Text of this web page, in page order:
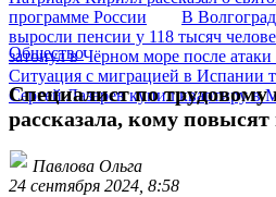
программе России
В
выросли пенсии у 118 тысяч
затонул в Чёрном море после
Ситуация с миграцией в Испании
Сергей Лазарев купил квартиру в
Общество
Специалист по
рассказала, кому повысят
Павлова Ольга
24 сентября 2024, 8:58